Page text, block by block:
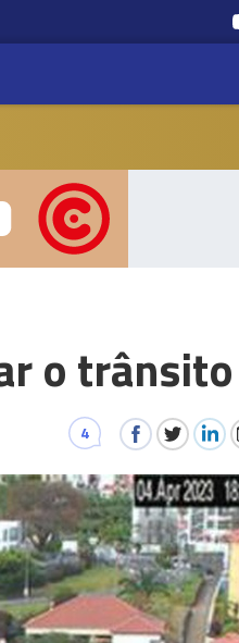
o trânsito
4